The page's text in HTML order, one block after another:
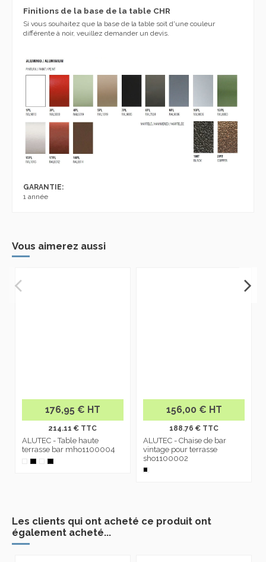
Finitions de la base de la table CHR
Si vous souhaitez que la base de la table soit d'une couleur
différente à noir, veuillez demander un devis.
GARANTIE:
1 année
Vous aimerez aussi
176,95 € HT
214.11 € TTC
ALUTEC - Table haute
terrasse bar mho1100004
156,00 € HT
188.76 € TTC
ALUTEC - Chaise de bar
vintage pour terrasse
sho1100002
Les clients qui ont acheté ce produit ont
également acheté...